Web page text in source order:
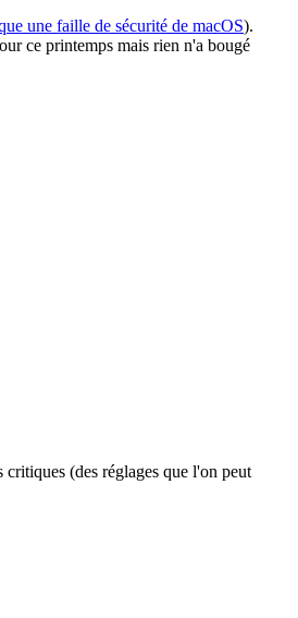
une faille de sécurité de macOS).
ce printemps mais rien n'a bougé
(des réglages que l'on peut